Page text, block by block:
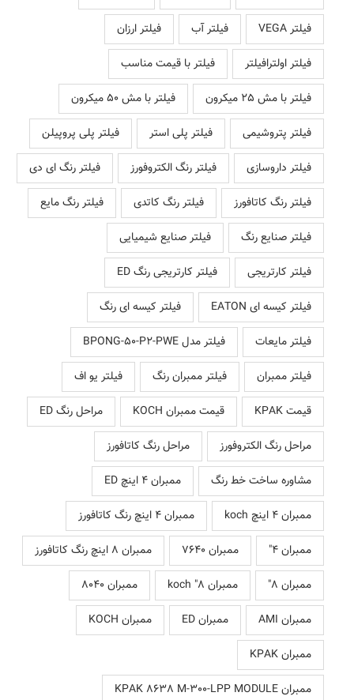
فیلتر VEGA
فیلتر آب
فیلتر ارزان
فیلتر اولترافیلتر
فیلتر با قیمت مناسب
فیلتر با مش 25 میکرون
فیلتر با مش 50 میکرون
فیلتر پتروشیمی
فیلتر پلی استر
فیلتر پلی پروپیلن
فیلتر داروسازی
فیلتر رنگ الکتروفورز
فیلتر رنگ ای دی
فیلتر رنگ کاتافورز
فیلتر رنگ کاتدی
فیلتر رنگ مایع
فیلتر صنایع رنگ
فیلتر صنایع شیمیایی
فیلتر کارتریجی
فیلتر کارتریجی رنگ ED
فیلتر کیسه ای EATON
فیلتر کیسه ای رنگ
فیلتر مایعات
فیلتر مدل BPONG-50-P2-PWE
فیلتر ممبران
فیلتر ممبران رنگ
فیلتر یو اف
قیمت KPAK
قیمت ممبران KOCH
مراحل رنگ ED
مراحل رنگ الکتروفورز
مراحل رنگ کاتافورز
مشاوره ساخت خط رنگ
ممبران 4 اینچ ED
ممبران 4 اینچ koch
ممبران 4 اینچ رنگ کاتافورز
ممبران 4"
ممبران 7640
ممبران 8 اینچ رنگ کاتافورز
ممبران 8"
ممبران 8" koch
ممبران 8040
ممبران AMI
ممبران ED
ممبران KOCH
ممبران KPAK
ممبران KPAK 8638 M-300-LPP MODULE